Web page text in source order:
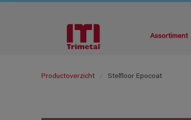
Assortiment
Productoverzicht Stelfloor Epocoat